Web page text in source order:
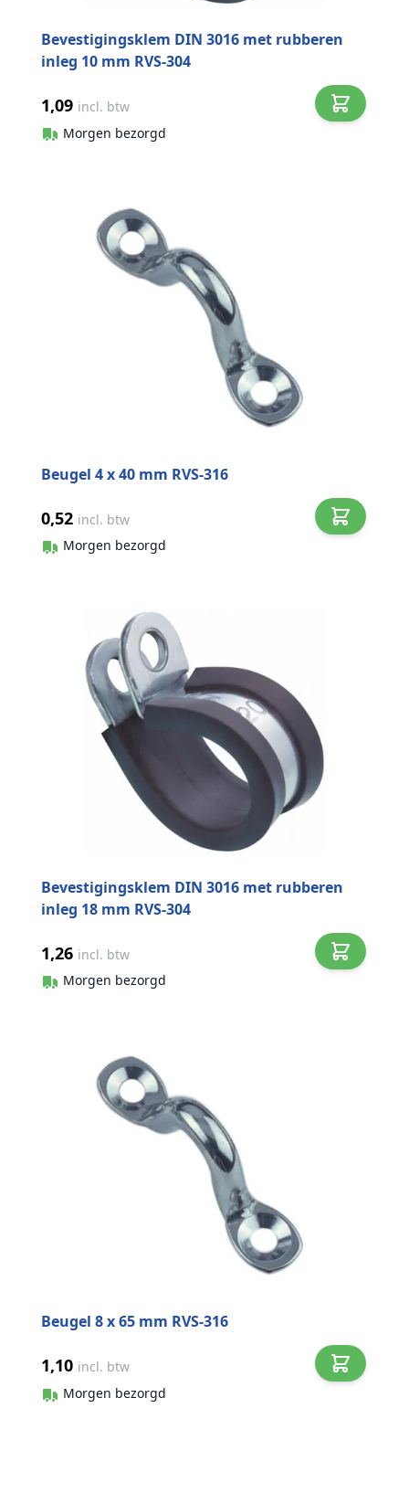
Bevestigingsklem DIN 3016 met rubberen
inleg 10 mm RVS-304
1,09 incl. btw
Morgen bezorgd
Beugel 4 x 40 mm RVS-316
0,52 incl. btw
Morgen bezorgd
Bevestigingsklem DIN 3016 met rubberen
inleg 18 mm RVS-304
1,26 incl. btw
Morgen bezorgd
Beugel 8 x 65 mm RVS-316
1,10 incl. btw
Morgen bezorgd